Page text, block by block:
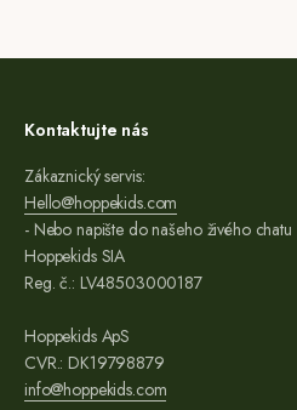
Kontaktujte nás
Zákaznický servis:
Hello@hoppekids.com
- Nebo napište do našeho živého
Hoppekids SIA
Reg. č.: LV48503000187
Hoppekids ApS
CVR.: DK19798879
info@hoppekids.com